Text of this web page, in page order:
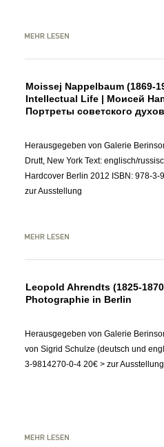
Moissej Nappelbaum (1869-
Intellectual Life | Моисей
Портреты советского
Herausgegeben von Galerie
Drutt, New York Text: englisch/
Hardcover Berlin 2012 ISBN: 978-
zur Ausstellung
Leopold Ahrendts (1825-
Photographie in Berlin
Herausgegeben von Galerie
von Sigrid Schulze (deutsch und
3-9814270-0-4 20€ > zur Ausstellung